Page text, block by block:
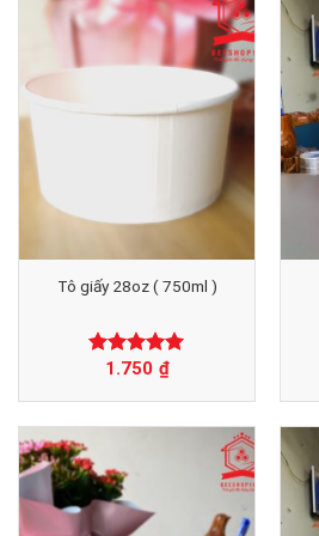
Tô giấy 28oz ( 750ml )
Được xếp
sao
1.750 ₫